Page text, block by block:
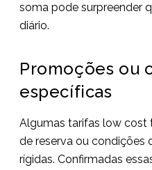
soma pode surpreender
diário.
Promoções ou
específicas
Algumas tarifas low cost
de reserva ou condições
rígidas. Confirmadas